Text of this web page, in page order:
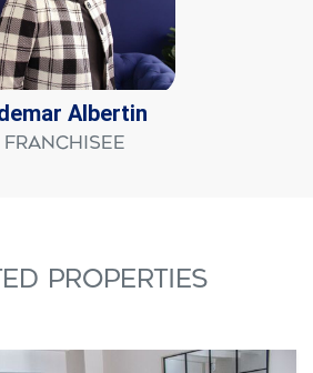
Albertin
Franchisee
PROPERTIES